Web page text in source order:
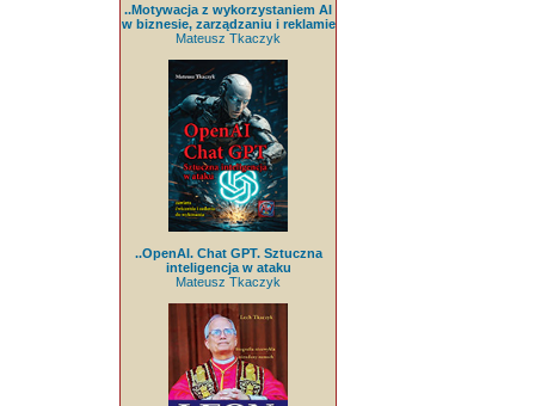
..Motywacja z wykorzystaniem AI
w biznesie, zarządzaniu i reklamie
Mateusz Tkaczyk
..OpenAI. Chat GPT. Sztuczna
inteligencja w ataku
Mateusz Tkaczyk